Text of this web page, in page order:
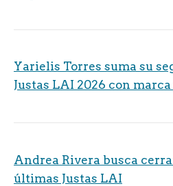
Yarielis Torres suma su
Justas LAI 2026 con
Andrea Rivera busca
últimas Justas LAI